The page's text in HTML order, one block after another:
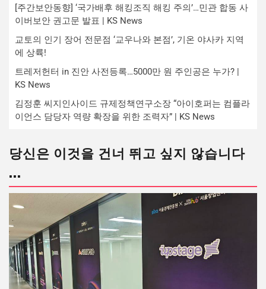
[주간보안동향] ‘국가배후 해킹조직 해킹 주의’…민관 합동 사
이버보안 권고문 발표 | KS News
교토의 인기 장어 전문점 ‘교우나와 본점’, 기온 야사카 지역
에 상륙!
트레저헌터 in 진안 사전등록…5000만 원 주인공은 누가? |
KS News
김정훈 씨지인사이드 규제정책연구소장 “아이호퍼는 컴플라
이언스 담당자 역량 확장을 위한 조력자” | KS News
당신은 이것을 건너 뛰고 싶지 않습니다
...